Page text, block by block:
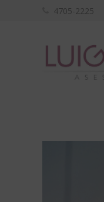
4705-2225